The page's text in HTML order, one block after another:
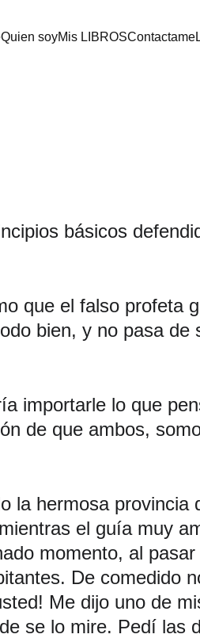
Quien soyMis LIBROSContactame
básicos
que el falso profeta
bien, y no pasa de
importarle lo que
de que ambos,
la hermosa provincia
el guía muy
momento, al
De comedido
Me dijo uno de
se lo mire. Pedí las